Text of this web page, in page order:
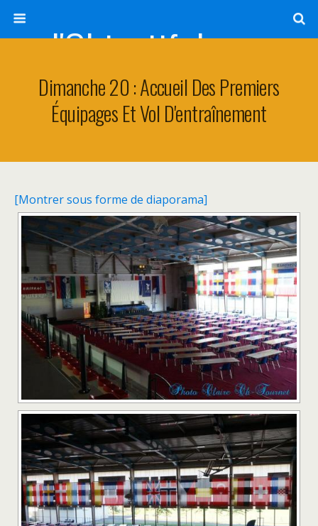
l'Objectif de Clairette
Dimanche 20 : Accueil Des Premiers
Équipages Et Vol D'entraînement
[Montrer sous forme de diaporama]